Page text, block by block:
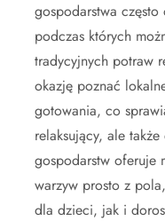
gospodarstwa często
podczas których
tradycyjnych potraw
okazję poznać
gotowania, co
relaksujący, ale
gospodarstw oferuje
warzyw prosto z
dla dzieci, jak i